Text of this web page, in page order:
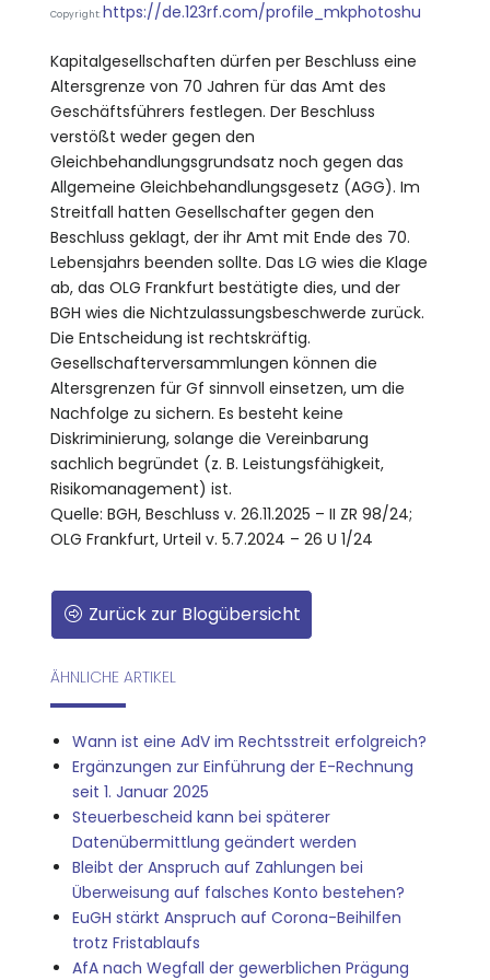
Copyright:https://de.123rf.com/profile_mkphotoshu
Kapitalgesellschaften dürfen per Beschluss eine
Altersgrenze von 70 Jahren für das Amt des
Geschäftsführers festlegen. Der Beschluss
verstößt weder gegen den
Gleichbehandlungsgrundsatz noch gegen das
Allgemeine Gleichbehandlungsgesetz (AGG). Im
Streitfall hatten Gesellschafter gegen den
Beschluss geklagt, der ihr Amt mit Ende des 70.
Lebensjahrs beenden sollte. Das LG wies die Klage
ab, das OLG Frankfurt bestätigte dies, und der
BGH wies die Nichtzulassungsbeschwerde zurück.
Die Entscheidung ist rechtskräftig.
Gesellschafterversammlungen können die
Altersgrenzen für Gf sinnvoll einsetzen, um die
Nachfolge zu sichern. Es besteht keine
Diskriminierung, solange die Vereinbarung
sachlich begründet (z. B. Leistungsfähigkeit,
Risikomanagement) ist.
Quelle: BGH, Beschluss v. 26.11.2025 – II ZR 98/24;
OLG Frankfurt, Urteil v. 5.7.2024 – 26 U 1/24
Zurück zur Blogübersicht
ÄHNLICHE ARTIKEL
Wann ist eine AdV im Rechtsstreit erfolgreich?
Ergänzungen zur Einführung der E-Rechnung
seit 1. Januar 2025
Steuerbescheid kann bei späterer
Datenübermittlung geändert werden
Bleibt der Anspruch auf Zahlungen bei
Überweisung auf falsches Konto bestehen?
EuGH stärkt Anspruch auf Corona-Beihilfen
trotz Fristablaufs
AfA nach Wegfall der gewerblichen Prägung